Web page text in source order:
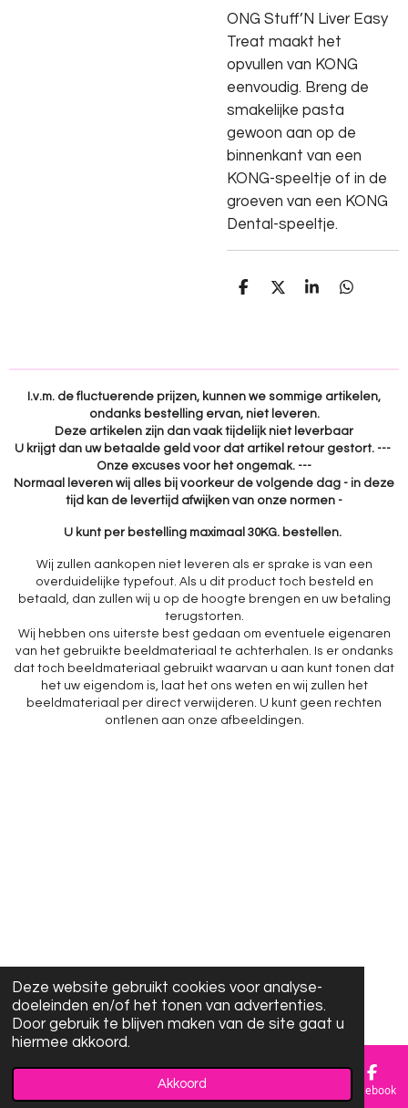
Deze website gebruikt cookies voor analyse-
doeleinden en/of het tonen van advertenties.
Door gebruik te blijven maken van de site gaat u
hiermee akkoord.
Akkoord
ONG Stuff’N Liver Easy
Treat maakt het
opvullen van KONG
eenvoudig. Breng de
smakelijke pasta
gewoon aan op de
binnenkant van een
KONG-speeltje of in de
groeven van een KONG
Dental-speeltje.
D
D
S
D
I.v.m. de fluctuerende prijzen, kunnen we sommige artikelen,
ondanks bestelling ervan, niet leveren.
Deze artikelen zijn dan vaak tijdelijk niet leverbaar
U krijgt dan uw betaalde geld voor dat artikel retour gestort. ---
Onze excuses voor het ongemak. ---
Normaal leveren wij alles bij voorkeur de volgende dag - in deze
tijd kan de levertijd afwijken van onze normen -
U kunt per bestelling maximaal 30KG. bestellen.
Wij zullen aankopen niet leveren als er sprake is van een
overduidelijke typefout. Als u dit product toch besteld en
betaald, dan zullen wij u op de hoogte brengen en uw betaling
terugstorten.
Wij hebben ons uiterste best gedaan om eventuele eigenaren
van het gebruikte beeldmateriaal te achterhalen. Is er ondanks
dat toch beeldmateriaal gebruikt waarvan u aan kunt tonen dat
het uw eigendom is, laat het ons weten en wij zullen het
beeldmateriaal per direct verwijderen. U kunt geen rechten
ontlenen aan onze afbeeldingen.
E-mailadres Facebook